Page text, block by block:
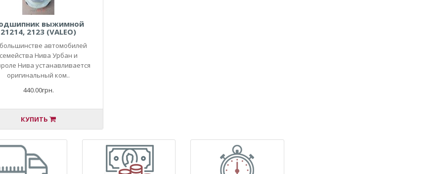
выжимной
21214, 2123 (VALEO)
автомобилей
семейства Нива Урбан и
Нива устанавливается
оригинальный ком..
440.00грн.
КУПИТЬ